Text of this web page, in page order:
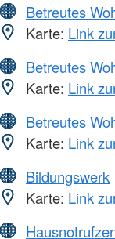
Betreutes
Karte: Link
Betreutes
Karte: Link
Betreutes
Karte: Link
Bildungswerk
Karte: Link